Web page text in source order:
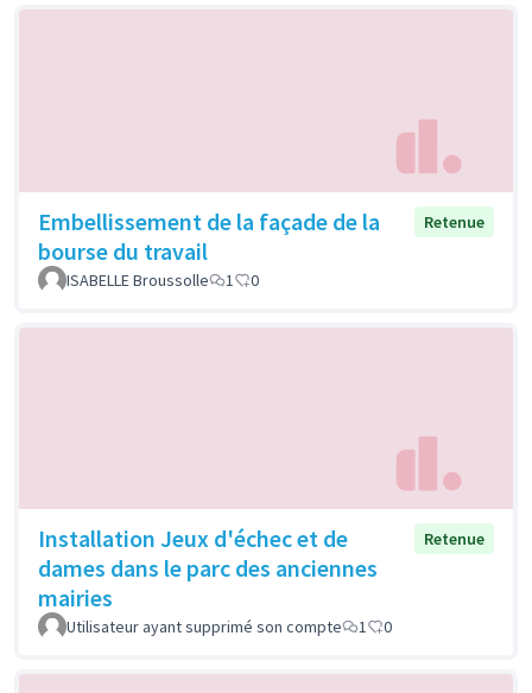
Embellissement de la façade de la
bourse du travail
Retenue
ISABELLE Broussolle 1 0
Installation Jeux d'échec et de
dames dans le parc des anciennes
mairies
Retenue
Utilisateur ayant supprimé son compte 1 0